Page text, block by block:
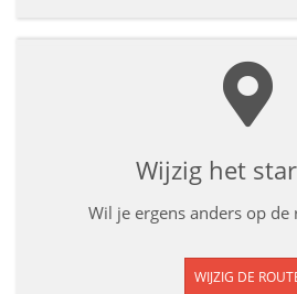
Wijzig het
Wil je ergens anders op de
WIJZIG DE